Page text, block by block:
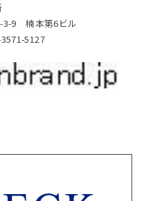
3-9 楠本第6ビル
5127